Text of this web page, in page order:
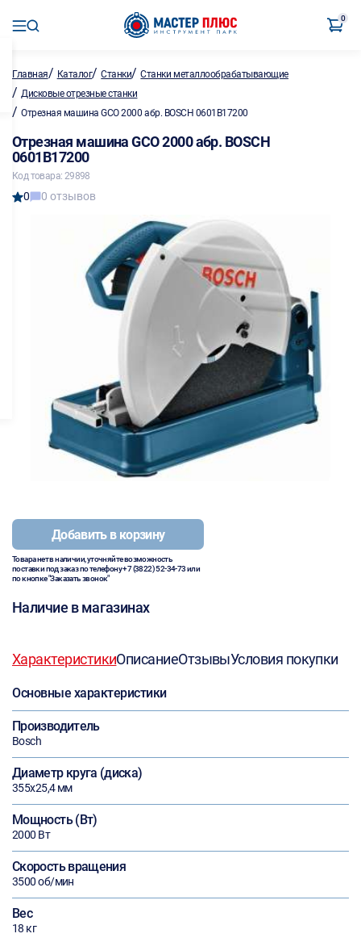
0
Главная/ Каталог/Станки/Станки металлообрабатывающие
/ Дисковые отрезные станки
/ Отрезная машина GCO 2000 абр. BOSCH 0601B17200
Отрезная машина GCO 2000 абр. BOSCH
0601B17200
Код товара: 29898
0 0 отзывов
Добавить в корзину
Товара нет в наличии, уточняйте возможность
поставки под заказ по телефону+7 (3822) 52-34-73или
по кнопке "Заказать звонок"
Наличие в магазинах
ХарактеристикиОписаниеОтзывыУсловия покупки
Основные характеристики
Производитель
Bosch
Диаметр круга (диска)
355х25,4 мм
Мощность (Вт)
2000 Вт
Скорость вращения
3500 об/мин
Вес
18 кг